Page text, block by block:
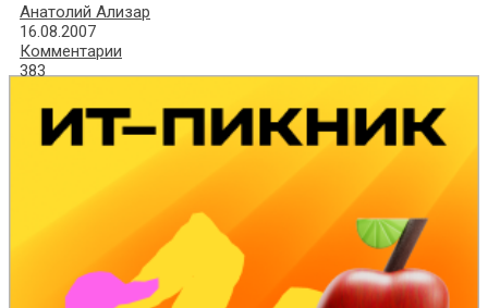
Анатолий Ализар
16.08.2007
Комментарии
383